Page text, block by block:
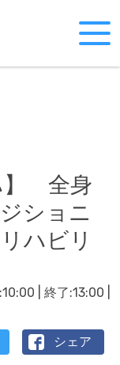
】 全身
ショニ
ハビリ
| 終了:13:00 |
シェア